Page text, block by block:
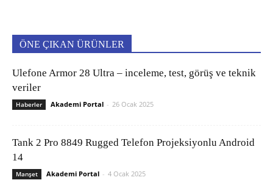
ÖNE ÇIKAN ÜRÜNLER
Ulefone Armor 28 Ultra – inceleme, test, görüş ve teknik
veriler
Haberler Akademi Portal - 26 Ocak 2025
Tank 2 Pro 8849 Rugged Telefon Projeksiyonlu Android
14
Manşet Akademi Portal - 4 Ocak 2025